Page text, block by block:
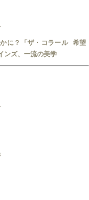
に？「ザ・コラール 希望
ンズ、一流の美学